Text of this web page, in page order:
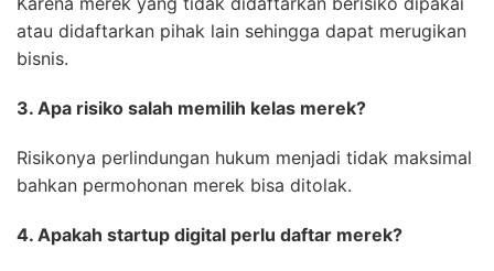
atau didaftarkan pihak lain sehingga dapat merugikan
bisnis.
3. Apa risiko salah memilih kelas merek?
Risikonya perlindungan hukum menjadi tidak maksimal
bahkan permohonan merek bisa ditolak.
4. Apakah startup digital perlu daftar merek?